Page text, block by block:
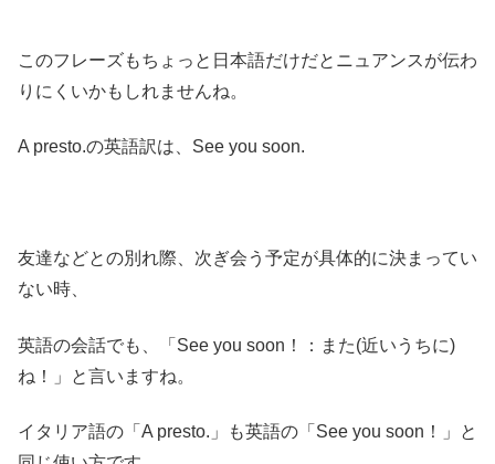
このフレーズもちょっと日本語だけだとニュアンスが伝わ
りにくいかもしれませんね。
A presto.の英語訳は、See you soon.
友達などとの別れ際、次ぎ会う予定が具体的に決まってい
ない時、
英語の会話でも、「See you soon！：また(近いうちに)
ね！」と言いますね。
イタリア語の「A presto.」も英語の「See you soon！」と